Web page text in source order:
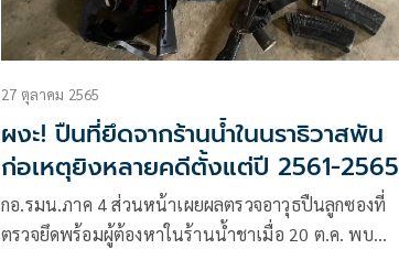
27 ตุลาคม 2565
ผงะ! ปืนที่ยึดจากร้านน้ำในนราธิวาสพัน
ก่อเหตุยิงหลายคดีตั้งแต่ปี 2561-2565
กอ.รมน.ภาค 4 ส่วนหน้าเผยผลตรวจอาวุธปืนลูกซองที่
ตรวจยึดพร้อมผู้ต้องหาในร้านน้ำชาเมื่อ 20 ต.ค. พบ